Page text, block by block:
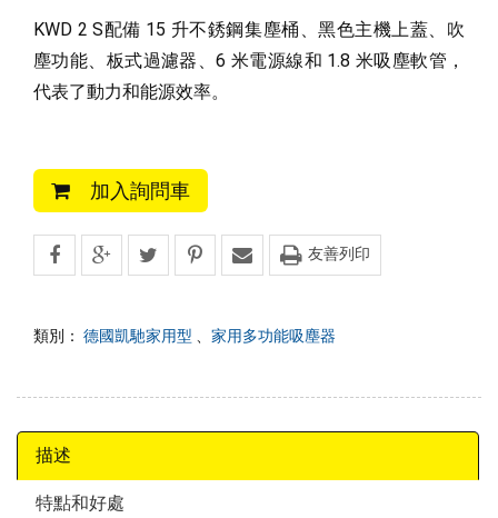
KWD 2 S配備 15 升不銹鋼集塵桶、黑色主機上蓋、吹
塵功能、板式過濾器、6 米電源線和 1.8 米吸塵軟管，
代表了動力和能源效率。
加入詢問車
友善列印
類別： 德國凱馳家用型 家用多功能吸塵器
描述
特點和好處